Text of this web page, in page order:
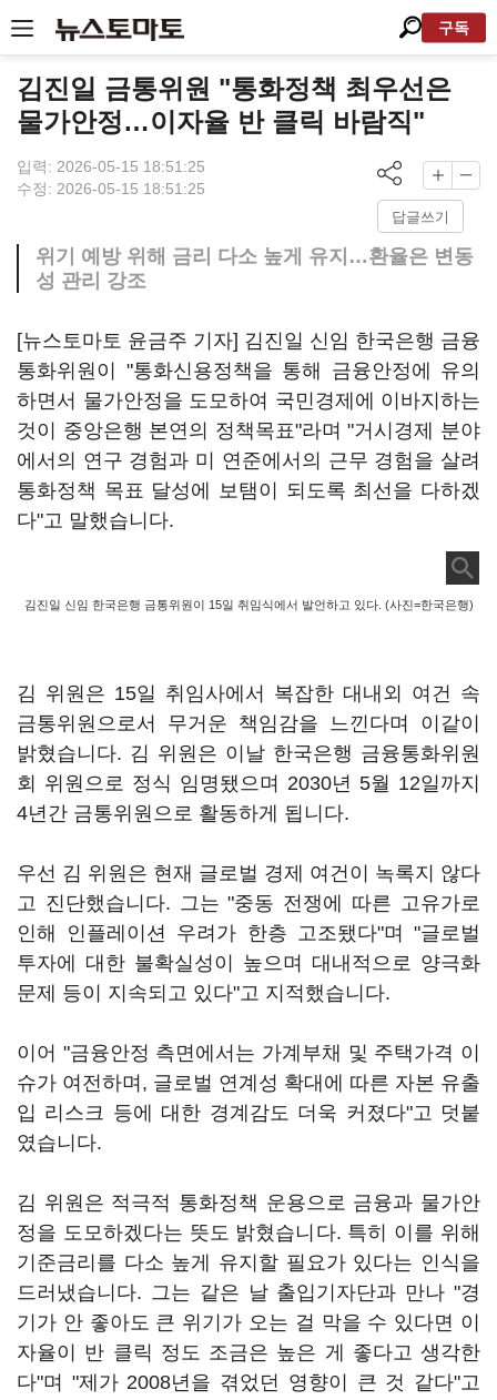
구독
김진일 금통위원 "통화정책 최우선은
물가안정…이자율 반 클릭 바람직"
입력: 2026-05-15 18:51:25
수정: 2026-05-15 18:51:25
답글쓰기
위기 예방 위해 금리 다소 높게 유지…환율은 변동
성 관리 강조
[뉴스토마토 윤금주 기자] 김진일 신임 한국은행 금융
통화위원이 "통화신용정책을 통해 금융안정에 유의
하면서 물가안정을 도모하여 국민경제에 이바지하는
것이 중앙은행 본연의 정책목표"라며 "거시경제 분야
에서의 연구 경험과 미 연준에서의 근무 경험을 살려
통화정책 목표 달성에 보탬이 되도록 최선을 다하겠
다"고 말했습니다.
김진일 신임 한국은행 금통위원이 15일 취임식에서 발언하고 있다. (사진=한국은행)
김 위원은 15일 취임사에서 복잡한 대내외 여건 속
금통위원으로서 무거운 책임감을 느낀다며 이같이
밝혔습니다. 김 위원은 이날 한국은행 금융통화위원
회 위원으로 정식 임명됐으며 2030년 5월 12일까지
4년간 금통위원으로 활동하게 됩니다.
우선 김 위원은 현재 글로벌 경제 여건이 녹록지 않다
고 진단했습니다. 그는 "중동 전쟁에 따른 고유가로
인해 인플레이션 우려가 한층 고조됐다"며 "글로벌
투자에 대한 불확실성이 높으며 대내적으로 양극화
문제 등이 지속되고 있다"고 지적했습니다.
이어 "금융안정 측면에서는 가계부채 및 주택가격 이
슈가 여전하며, 글로벌 연계성 확대에 따른 자본 유출
입 리스크 등에 대한 경계감도 더욱 커졌다"고 덧붙
였습니다.
김 위원은 적극적 통화정책 운용으로 금융과 물가안
정을 도모하겠다는 뜻도 밝혔습니다. 특히 이를 위해
기준금리를 다소 높게 유지할 필요가 있다는 인식을
드러냈습니다. 그는 같은 날 출입기자단과 만나 "경
기가 안 좋아도 큰 위기가 오는 걸 막을 수 있다면 이
자율이 반 클릭 정도 조금은 높은 게 좋다고 생각한
다"며 "제가 2008년을 겪었던 영향이 큰 것 같다"고